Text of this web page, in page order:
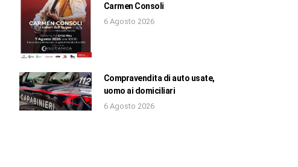
Carmen Consoli
6 Agosto 2026
Compravendita di auto usate,
uomo ai domiciliari
6 Agosto 2026